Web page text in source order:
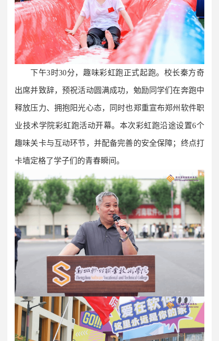
下午3时30分，趣味彩虹跑正式起跑。校长秦方奇
出席并致辞，预祝活动圆满成功，勉励同学们在奔跑中
释放压力、拥抱阳光心态，同时也郑重宣布郑州软件职
业技术学院彩虹跑活动开幕。本次彩虹跑沿途设置6个
趣味关卡与互动环节，并配备完善的安全保障；终点打
卡墙定格了学子们的青春瞬间。